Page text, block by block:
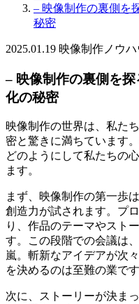
– 映像制作の裏側を
秘密
2025.01.19 映像制作ノウハ
– 映像制作の裏側を
化の秘密
映像制作の世界は、私た
密と驚きに満ちています
どのようにして私たちの
ます。
まず、映像制作の第一歩
創造力が試されます。プ
り、作品のテーマやスト
す。この段階での会議は
嵐。斬新なアイデアが次
を決めるのは至難の業です
次に、ストーリーが決ま